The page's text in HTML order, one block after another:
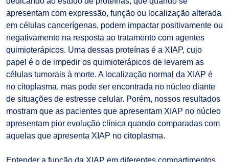
apresentam com expressão, função ou localização alterada
em células cancerígenas, podem impactar positivamente ou
negativamente na resposta ao tratamento com agentes
quimioterápicos. Uma dessas proteínas é a XIAP, cujo
papel é o de impedir os quimioterápicos de levarem as
células tumorais à morte. A localização normal da XIAP é
no citoplasma, mas pode ser encontrada no núcleo diante
de situações de estresse celular. Porém, nossos resultados
mostram que as pacientes que apresentam XIAP no núcleo
apresentam pior evolução clínica quando comparadas com
aquelas que apresenta XIAP no citoplasma.
Entender a função da XIAP em diferentes compartimentos